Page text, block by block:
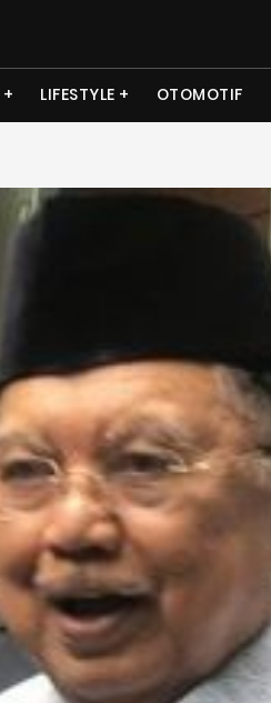
LIFESTYLE OTOMOTIF